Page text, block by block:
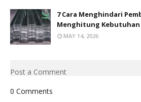
7 Cara Menghindari
Menghitung Kebutuhan
MAY 14, 2026
Post a Comment
0 Comments